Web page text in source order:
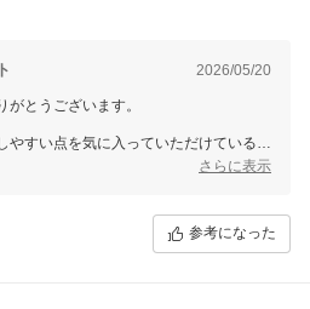
2026/05/20
がとうございます。
すい点を気に入っていただけていると
さらに表示
参考になった